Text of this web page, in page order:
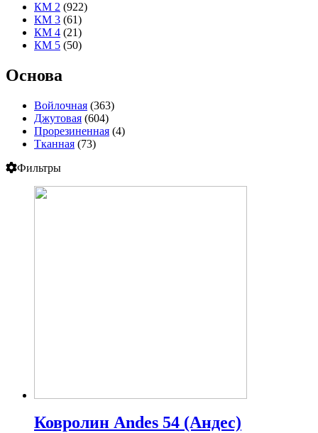
КМ 2 (922)
КМ 3 (61)
КМ 4 (21)
КМ 5 (50)
Основа
Войлочная (363)
Джутовая (604)
Прорезиненная (4)
Тканная (73)
Фильтры
Ковролин Andes 54 (Андес)